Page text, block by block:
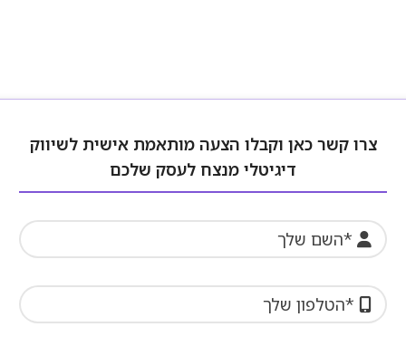
צרו קשר כאן וקבלו הצעה מותאמת אישית לשיווק
דיגיטלי מנצח לעסק שלכם